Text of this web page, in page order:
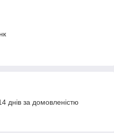
днів за домовленістю